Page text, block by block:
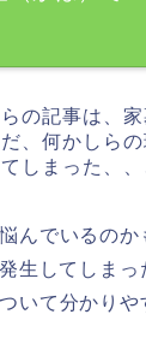
の記事は、
、何かしら
しまった、、
んでいるの
生してしま
いて分かりや